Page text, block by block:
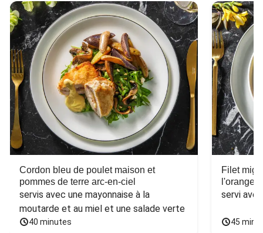
Cordon bleu de poulet maison et
pommes de terre arc-en-ciel
servis avec une mayonnaise à la
moutarde et au miel et une salade verte
40 minutes
Filet
l'orange
servi
45